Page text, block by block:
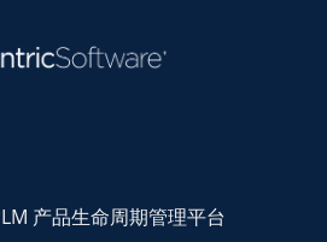
产品生命周期管理平台